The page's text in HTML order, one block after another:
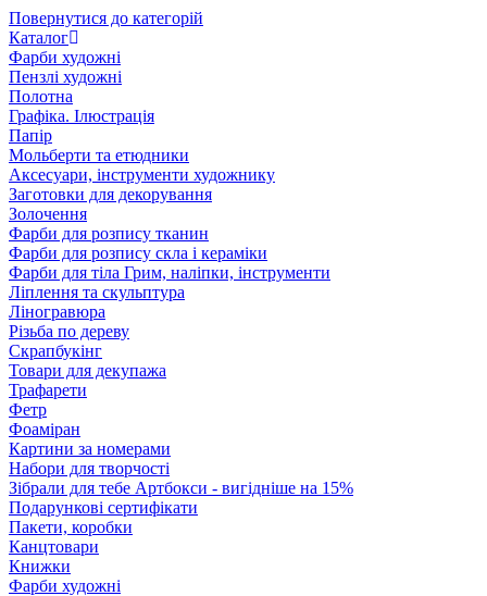
Повернутися до категорій
Каталог
Фарби художні
Пензлі художні
Полотна
Графіка. Ілюстрація
Папір
Мольберти та етюдники
Аксесуари, інструменти художнику
Заготовки для декорування
Золочення
Фарби для розпису тканин
Фарби для розпису скла і кераміки
Фарби для тіла Грим, наліпки, інструменти
Ліплення та скульптура
Ліногравюра
Різьба по дереву
Скрапбукінг
Товари для декупажа
Трафарети
Фетр
Фоаміран
Картини за номерами
Набори для творчості
Зібрали для тебе Артбокси - вигідніше на 15%
Подарункові сертифікати
Пакети, коробки
Канцтовари
Книжки
Фарби художні